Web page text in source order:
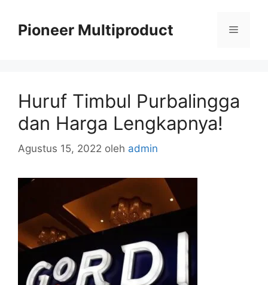
Pioneer Multiproduct Menu
Huruf Timbul Purbalingga
dan Harga Lengkapnya!
Agustus 15, 2022 oleh admin